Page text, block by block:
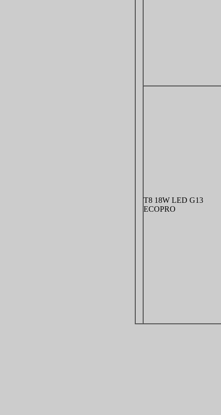
T8 18W LED G13
ECOPRO